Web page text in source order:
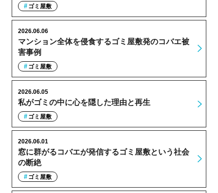
ゴミ屋敷
マンション全体を侵食するゴミ屋敷発のコバエ被
害事例
2026.06.06
ゴミ屋敷
私がゴミの中に心を隠した理由と再生
2026.06.05
ゴミ屋敷
窓に群がるコバエが発信するゴミ屋敷という社会
の断絶
2026.06.01
ゴミ屋敷